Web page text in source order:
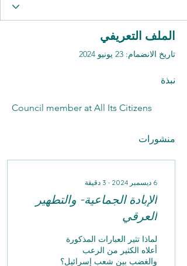
الملف التعريفي
تاريخ الانضمام: 23 يونيو 2024
نبذة
Council member at All Its Citizens
منشورات
6 ديسمبر 2024 ∙
3 دقيقة
الإبادة الجماعية- والتطهير
العرقي
لماذا تثير العبارات المذكورة
أعلاه الكثير من الرعب
والغضب بين شعب إسرائيل؟